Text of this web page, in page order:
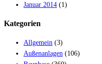
Januar 2014 (1)
Kategorien
Allgemein (3)
Außenanlagen (106)